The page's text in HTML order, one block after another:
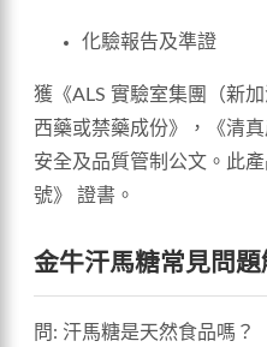
化驗報告及準證
獲《ALS 實驗室集團（新
西藥或禁藥成份》，《清
安全及品質管制公文。此
號》 證書。
金牛汗馬糖常見問題
問: 汗馬糖是天然食品嗎？